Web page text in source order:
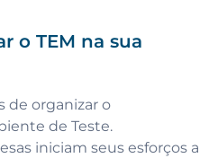
o TEM na sua
de organizar o
de Teste.
iniciam seus esforços a